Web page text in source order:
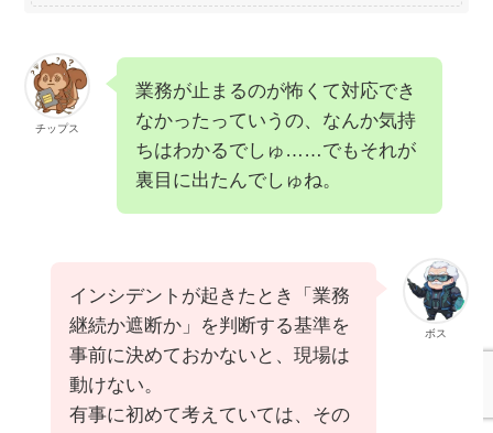
チップス
業務が止まるのが怖くて対応でき
なかったっていうの、なんか気持
ちはわかるでしゅ……でもそれが
裏目に出たんでしゅね。
ボス
インシデントが起きたとき「業務
継続か遮断か」を判断する基準を
事前に決めておかないと、現場は
動けない。
有事に初めて考えていては、その